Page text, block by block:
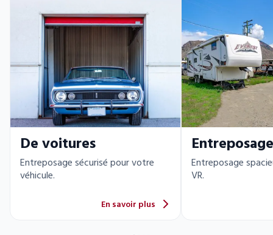
De voitures
Entreposage sécurisé pour votre
véhicule.
En savoir plus
Entreposage
VR.